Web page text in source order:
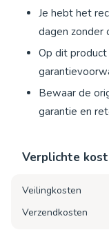
Je hebt het
dagen zonder
Op dit
Bewaar de
garantie en
Verplichte
Veilingkosten
Verzendkosten